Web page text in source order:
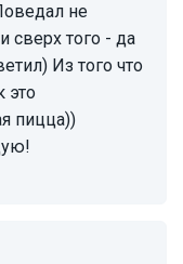
не
сверх того - да
Из того что
это
пицца))